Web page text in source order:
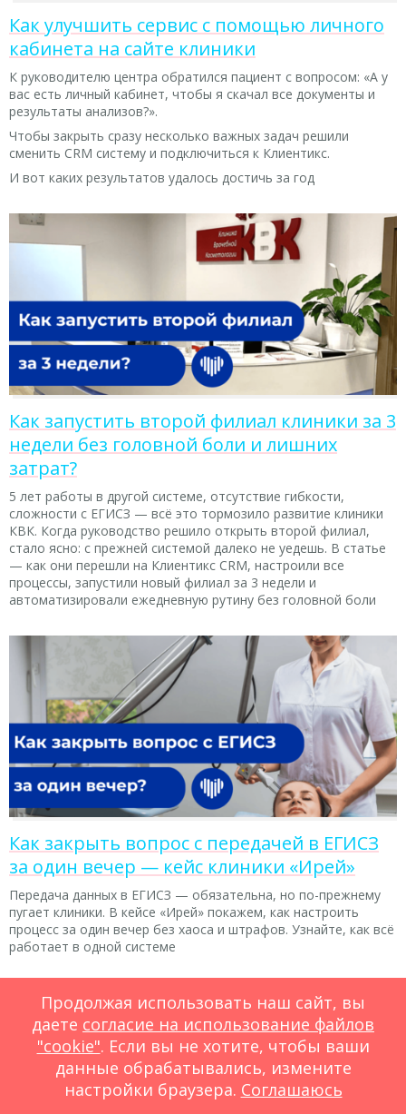
Как улучшить сервис с помощью личного
кабинета на сайте клиники
К руководителю центра обратился пациент с вопросом: «А у
вас есть личный кабинет, чтобы я скачал все документы и
результаты анализов?».
Чтобы закрыть сразу несколько важных задач решили
сменить CRM систему и подключиться к Клиентикс.
И вот каких результатов удалось достичь за год
Как запустить второй филиал клиники за 3
недели без головной боли и лишних
затрат?
5 лет работы в другой системе, отсутствие гибкости,
сложности с ЕГИСЗ — всё это тормозило развитие клиники
КВК. Когда руководство решило открыть второй филиал,
стало ясно: с прежней системой далеко не уедешь. В статье
— как они перешли на Клиентикс CRM, настроили все
процессы, запустили новый филиал за 3 недели и
автоматизировали ежедневную рутину без головной боли
Как закрыть вопрос с передачей в ЕГИСЗ
за один вечер — кейс клиники «Ирей»
Передача данных в ЕГИСЗ — обязательна, но по-прежнему
пугает клиники. В кейсе «Ирей» покажем, как настроить
процесс за один вечер без хаоса и штрафов. Узнайте, как всё
работает в одной системе
Продолжая использовать наш сайт, вы
даете согласие на использование файлов
"cookie". Если вы не хотите, чтобы ваши
данные обрабатывались, измените
настройки браузера. Соглашаюсь